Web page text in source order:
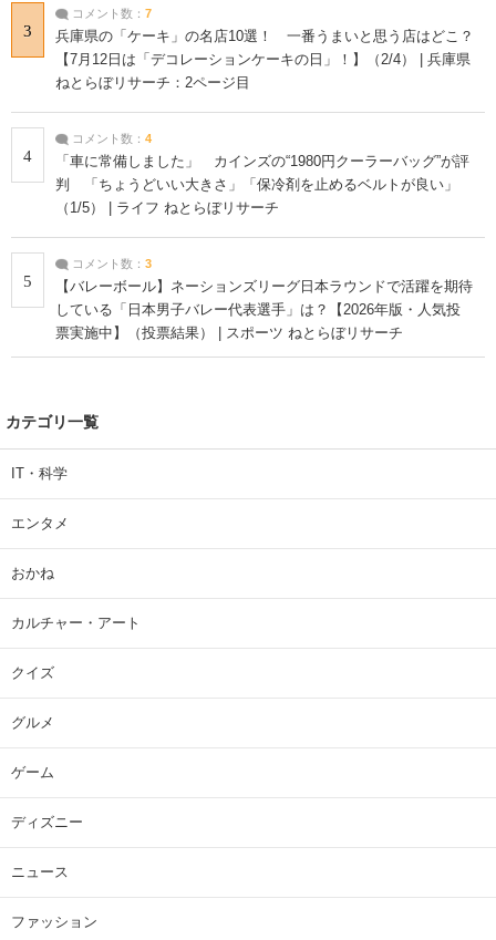
3
コメント数： 7
兵庫県の「ケーキ」の名店10選！ 一番うまいと思う店はどこ？
【7月12日は「デコレーションケーキの日」！】（2/4） | 兵庫県
ねとらぼリサーチ：2ページ目
4
コメント数： 4
「車に常備しました」 カインズの“1980円クーラーバッグ”が評
判 「ちょうどいい大きさ」「保冷剤を止めるベルトが良い」
（1/5） | ライフ ねとらぼリサーチ
5
コメント数： 3
【バレーボール】ネーションズリーグ日本ラウンドで活躍を期待
している「日本男子バレー代表選手」は？【2026年版・人気投
票実施中】（投票結果） | スポーツ ねとらぼリサーチ
カテゴリ一覧
IT・科学
エンタメ
おかね
カルチャー・アート
クイズ
グルメ
ゲーム
ディズニー
ニュース
ファッション